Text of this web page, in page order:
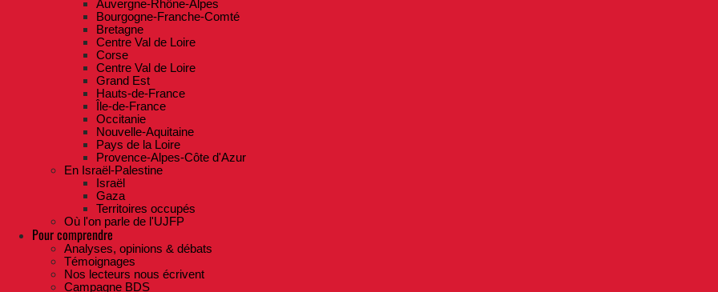
Auvergne-Rhône-Alpes
Bourgogne-Franche-Comté
Bretagne
Centre Val de Loire
Corse
Centre Val de Loire
Grand Est
Hauts-de-France
Île-de-France
Occitanie
Nouvelle-Aquitaine
Pays de la Loire
Provence-Alpes-Côte d'Azur
En Israël-Palestine
Israël
Gaza
Territoires occupés
Où l'on parle de l'UJFP
Pour comprendre
Analyses, opinions & débats
Témoignages
Nos lecteurs nous écrivent
Campagne BDS